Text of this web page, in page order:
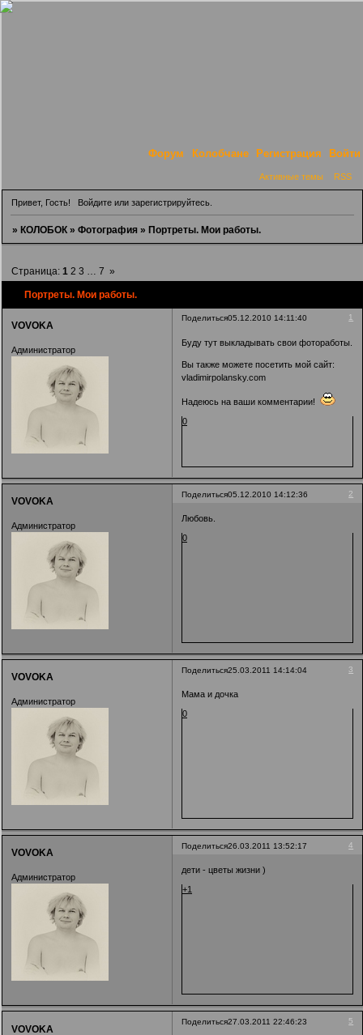
Форум Колобчане Регистрация Войти
Активные темы RSS
Привет, Гость! Войдитеили зарегистрируйтесь.
»КОЛОБОК »Фотография »Портреты. Мои работы.
Портреты. Мои работы.
Страница:1 2 3 … 7 »
Поделиться 1
05.12.2010 14:11:40
VOVOKA
Администратор
Буду тут выкладывать свои фотоработы.
Вы также можете посетить мой сайт:
vladimirpolansky.com
Надеюсь на ваши комментарии!
0
Поделиться 2
05.12.2010 14:12:36
VOVOKA
Администратор
Любовь.
0
Поделиться 3
25.03.2011 14:14:04
VOVOKA
Администратор
Мама и дочка
0
Поделиться 4
26.03.2011 13:52:17
VOVOKA
Администратор
дети - цветы жизни )
+1
Поделиться 5
27.03.2011 22:46:23
VOVOKA